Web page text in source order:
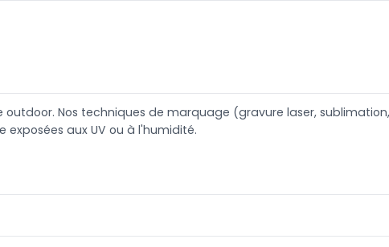
Nos techniques de marquage (gravure laser,
aux UV ou à l'humidité.